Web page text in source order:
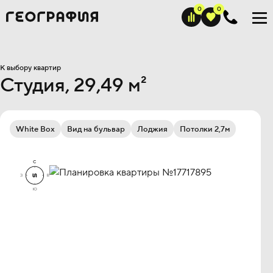
К выбору квартир
Студия, 29,49 м²
White Box Вид на бульвар Лоджия Потолки 2,7м